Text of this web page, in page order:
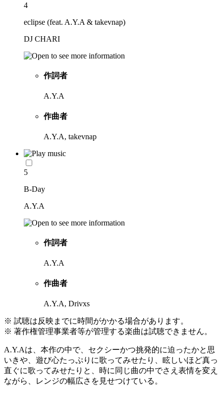
4
eclipse (feat. A.Y.A & takevnap)
DJ CHARI
作詞者
A.Y.A
作曲者
A.Y.A, takevnap
5
B-Day
A.Y.A
作詞者
A.Y.A
作曲者
A.Y.A, Drivxs
※ 試聴は反映までに時間がかかる場合があります。
※ 著作権管理事業者等が管理する楽曲は試聴できません。
A.Y.Aは、本作の中で、セクシーかつ挑発的に迫ったかと思
いきや、遊び心たっぷりに歌ってみせたり、眩しいほど真っ
直ぐに歌ってみせたりと、時に同じ曲の中でさえ表情を変え
ながら、レンジの幅広さを見せつけている。